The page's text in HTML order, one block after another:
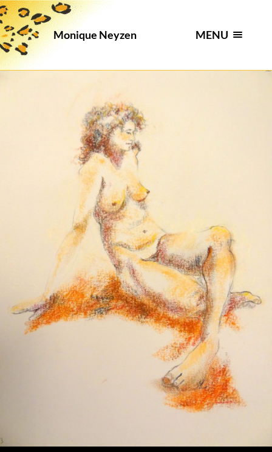
Monique Neyzen MENU